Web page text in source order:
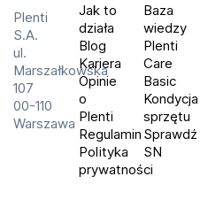
Plenti
S.A.
ul.
Marszałkowska
107
00-110
Warszawa
Jak to
działa
Blog
Kariera
Opinie
o
Plenti
Regulamin
Polityka
prywatności
Baza
wiedzy
Plenti
Care
Basic
Kondycja
sprzętu
Sprawdź
SN